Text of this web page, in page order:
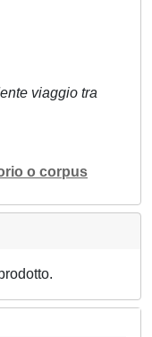
viaggio tra
o corpus